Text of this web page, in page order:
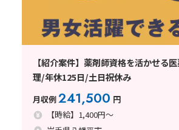
【紹介案件】薬剤師資格を活かせる
理/年休125日/土日祝休み
月収例241,500 円
【時給】1,400円～